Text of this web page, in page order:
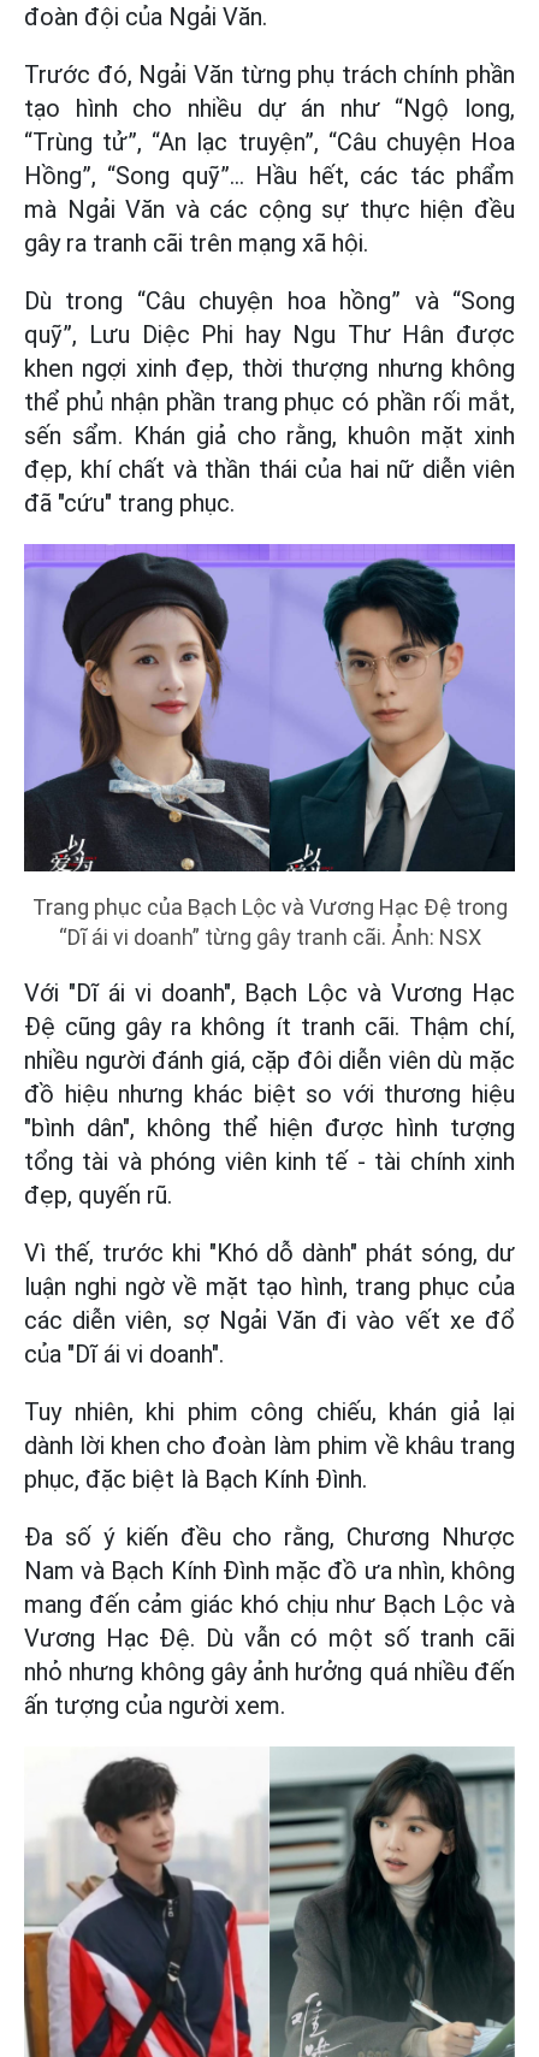
đoàn đội của Ngải Văn.
Trước đó, Ngải Văn từng phụ trách chính phần
tạo hình cho nhiều dự án như “Ngộ long,
“Trùng tử”, “An lạc truyện”, “Câu chuyện Hoa
Hồng”, “Song quỹ”… Hầu hết, các tác phẩm
mà Ngải Văn và các cộng sự thực hiện đều
gây ra tranh cãi trên mạng xã hội.
Dù trong “Câu chuyện hoa hồng” và “Song
quỹ”, Lưu Diệc Phi hay Ngu Thư Hân được
khen ngợi xinh đẹp, thời thượng nhưng không
thể phủ nhận phần trang phục có phần rối mắt,
sến sẩm. Khán giả cho rằng, khuôn mặt xinh
đẹp, khí chất và thần thái của hai nữ diễn viên
đã "cứu" trang phục.
Trang phục của Bạch Lộc và Vương Hạc Đệ trong
“Dĩ ái vi doanh” từng gây tranh cãi. Ảnh: NSX
Với "Dĩ ái vi doanh", Bạch Lộc và Vương Hạc
Đệ cũng gây ra không ít tranh cãi. Thậm chí,
nhiều người đánh giá, cặp đôi diễn viên dù mặc
đồ hiệu nhưng khác biệt so với thương hiệu
"bình dân", không thể hiện được hình tượng
tổng tài và phóng viên kinh tế - tài chính xinh
đẹp, quyến rũ.
Vì thế, trước khi "Khó dỗ dành" phát sóng, dư
luận nghi ngờ về mặt tạo hình, trang phục của
các diễn viên, sợ Ngải Văn đi vào vết xe đổ
của "Dĩ ái vi doanh".
Tuy nhiên, khi phim công chiếu, khán giả lại
dành lời khen cho đoàn làm phim về khâu trang
phục, đặc biệt là Bạch Kính Đình.
Đa số ý kiến đều cho rằng, Chương Nhược
Nam và Bạch Kính Đình mặc đồ ưa nhìn, không
mang đến cảm giác khó chịu như Bạch Lộc và
Vương Hạc Đệ. Dù vẫn có một số tranh cãi
nhỏ nhưng không gây ảnh hưởng quá nhiều đến
ấn tượng của người xem.